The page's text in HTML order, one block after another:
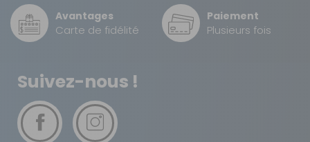
Avantages
Carte de fidélité
Paiement
Plusieurs fois
Suivez-nous !